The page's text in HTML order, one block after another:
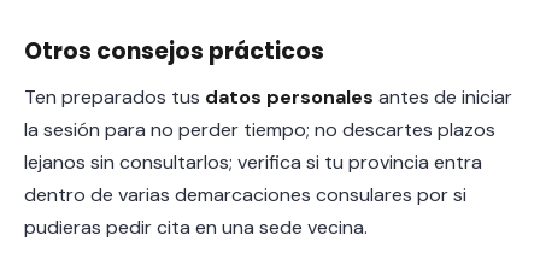
Otros consejos prácticos
Ten preparados tus datos personales antes de iniciar
la sesión para no perder tiempo; no descartes plazos
lejanos sin consultarlos; verifica si tu provincia entra
dentro de varias demarcaciones consulares por si
pudieras pedir cita en una sede vecina.